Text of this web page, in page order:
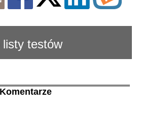
testów
Komentarze